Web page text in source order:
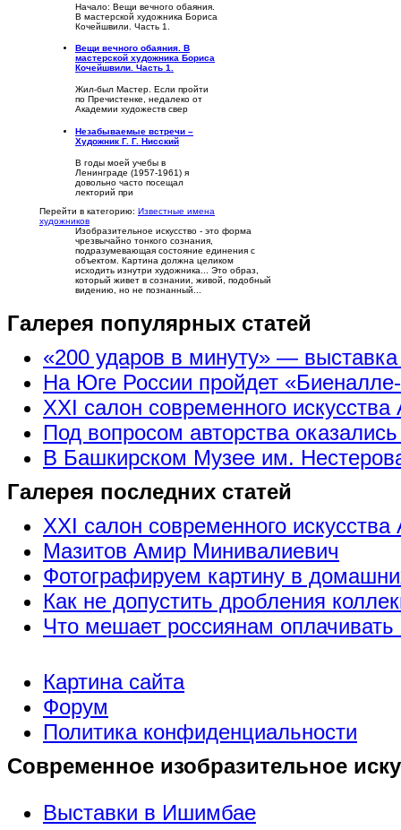
Начало: Вещи вечного обаяния.
В мастерской художника Бориса
Кочейшвили. Часть 1.
Вещи вечного обаяния. В
мастерской художника Бориса
Кочейшвили. Часть 1.
Жил-был Мастер. Если пройти
по Пречистенке, недалеко от
Академии художеств свер
Незабываемые встречи –
Художник Г. Г. Нисский
В годы моей учебы в
Ленинграде (1957-1961) я
довольно часто посещал
лекторий при
Перейти в категорию: Известные имена
художников
Изобразительное искусство - это форма
чрезвычайно тонкого сознания,
подразумевающая состояние единения с
объектом. Картина должна целиком
исходить изнутри художника... Это образ,
который живет в сознании, живой, подобный
видению, но не познанный...
Галерея популярных статей
«200 ударов в минуту» —
На Юге России пройдет
XXI салон современного искусства
Под вопросом авторства
В Башкирском Музее им.
Галерея последних статей
XXI салон современного искусства
Мазитов Амир Минивалиевич
Фотографируем картину в
Как не допустить дробления
Что мешает россиянам
Картина сайта
Форум
Политика конфиденциальности
Современное изобразительное
Выставки в Ишимбае